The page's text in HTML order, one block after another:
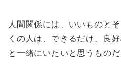
人間関係には、いいものと
くの人は、できるだけ、良
と一緒にいたいと思うものだ